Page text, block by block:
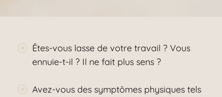
Êtes-vous lasse de votre travail ? Vous
ennuie-t-il ? Il ne fait plus sens ?
Avez-vous des symptômes physiques tels